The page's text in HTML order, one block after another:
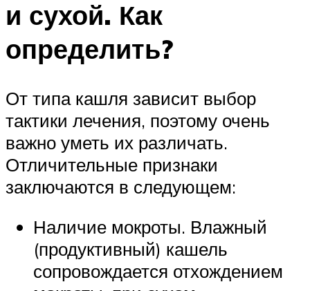
и сухой. Как
определить?
От типа кашля зависит выбор
тактики лечения, поэтому очень
важно уметь их различать.
Отличительные признаки
заключаются в следующем:
Наличие мокроты. Влажный
(продуктивный) кашель
сопровождается отхождением